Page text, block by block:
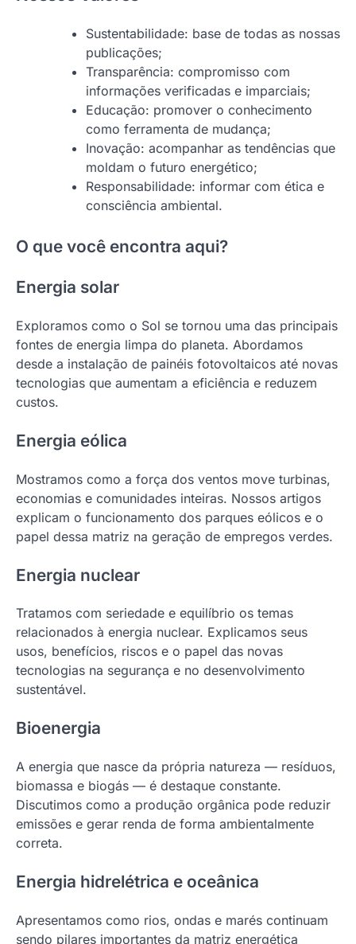
Sustentabilidade: base de todas as nossas
publicações;
Transparência: compromisso com
informações verificadas e imparciais;
Educação: promover o conhecimento
como ferramenta de mudança;
Inovação: acompanhar as tendências que
moldam o futuro energético;
Responsabilidade: informar com ética e
consciência ambiental.
O que você encontra aqui?
Energia solar
Exploramos como o Sol se tornou uma das principais
fontes de energia limpa do planeta. Abordamos
desde a instalação de painéis fotovoltaicos até novas
tecnologias que aumentam a eficiência e reduzem
custos.
Energia eólica
Mostramos como a força dos ventos move turbinas,
economias e comunidades inteiras. Nossos artigos
explicam o funcionamento dos parques eólicos e o
papel dessa matriz na geração de empregos verdes.
Energia nuclear
Tratamos com seriedade e equilíbrio os temas
relacionados à energia nuclear. Explicamos seus
usos, benefícios, riscos e o papel das novas
tecnologias na segurança e no desenvolvimento
sustentável.
Bioenergia
A energia que nasce da própria natureza — resíduos,
biomassa e biogás — é destaque constante.
Discutimos como a produção orgânica pode reduzir
emissões e gerar renda de forma ambientalmente
correta.
Energia hidrelétrica e oceânica
Apresentamos como rios, ondas e marés continuam
sendo pilares importantes da matriz energética